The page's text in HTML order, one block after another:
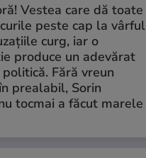
Vestea care dă toate
peste cap la vârful
curg, iar o
produce un adevărat
Fără vreun
prealabil, Sorin
tocmai a făcut marele